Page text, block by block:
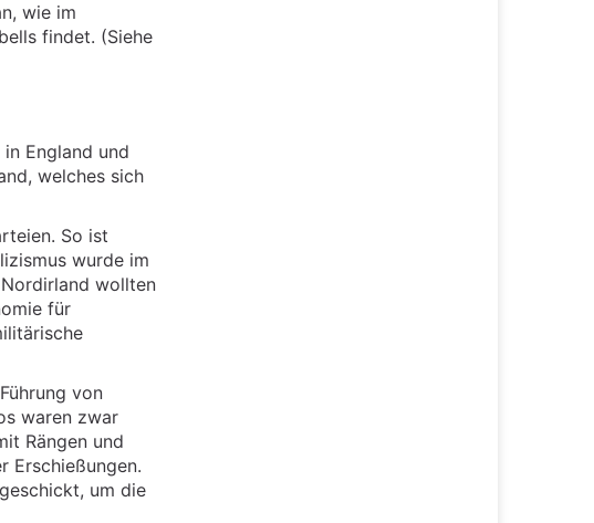
wie im
findet. (Siehe
England und
welches sich
So ist
wurde im
wollten
für
von
waren zwar
Rängen und
Erschießungen.
um die